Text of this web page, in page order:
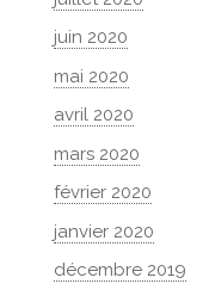
juin 2020
mai 2020
avril 2020
mars 2020
février 2020
janvier 2020
décembre 2019